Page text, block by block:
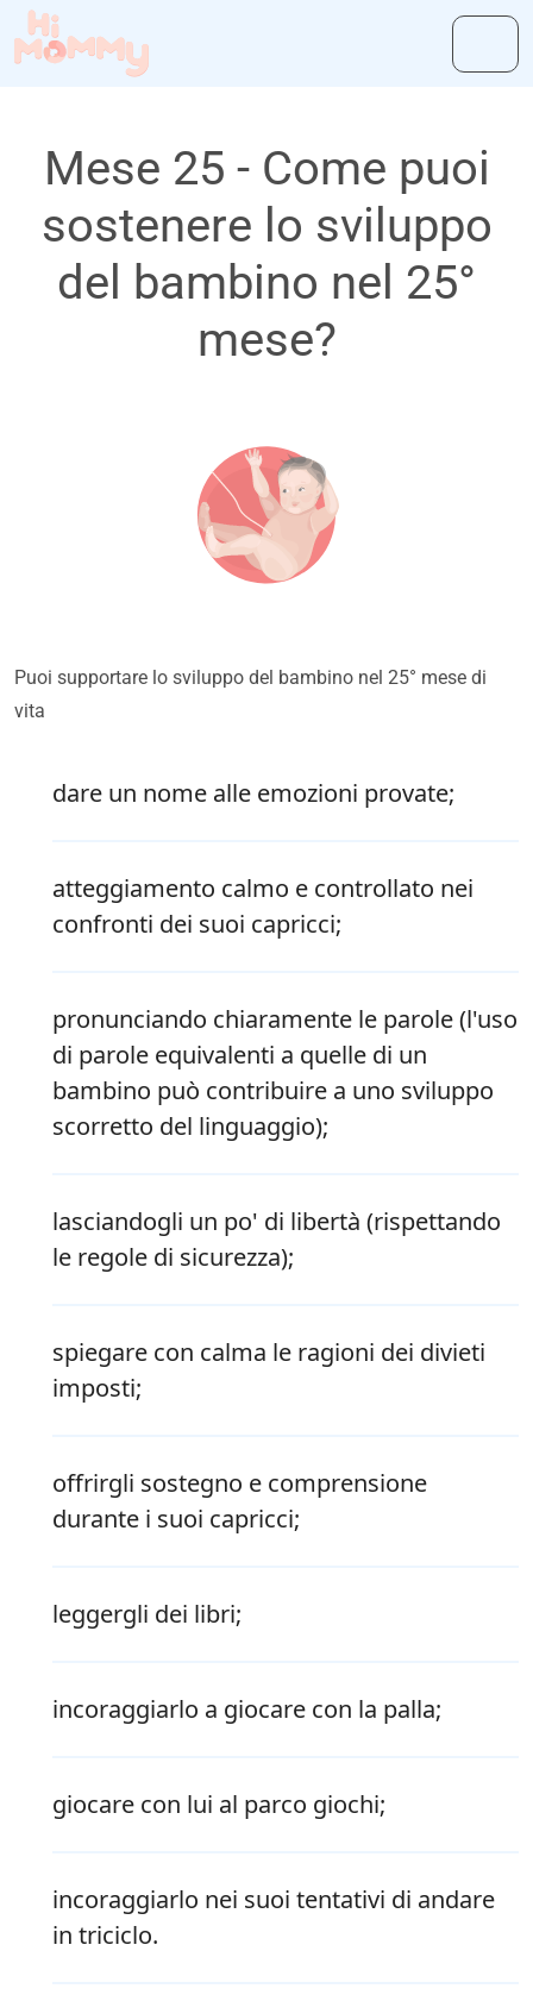
Mese 25 - Come puoi
sostenere lo sviluppo
del bambino nel 25°
mese?
Puoi supportare lo sviluppo del bambino nel 25° mese di
vita
dare un nome alle emozioni provate;
atteggiamento calmo e controllato nei
confronti dei suoi capricci;
pronunciando chiaramente le parole (l'uso
di parole equivalenti a quelle di un
bambino può contribuire a uno sviluppo
scorretto del linguaggio);
lasciandogli un po' di libertà (rispettando
le regole di sicurezza);
spiegare con calma le ragioni dei divieti
imposti;
offrirgli sostegno e comprensione
durante i suoi capricci;
leggergli dei libri;
incoraggiarlo a giocare con la palla;
giocare con lui al parco giochi;
incoraggiarlo nei suoi tentativi di andare
in triciclo.